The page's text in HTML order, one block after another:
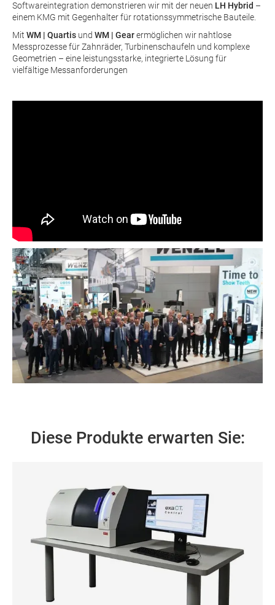
Softwareintegration demonstrieren wir mit der neuen LH Hybrid –
einem KMG mit Gegenhalter für rotationssymmetrische Bauteile.
Mit WM | Quartis und WM | Gearermöglichen wir nahtlose
Messprozesse für Zahnräder, Turbinenschaufeln und komplexe
Geometrien – eine leistungsstarke, integrierte Lösung für
vielfältige Messanforderungen
Diese Produkte erwarten Sie: